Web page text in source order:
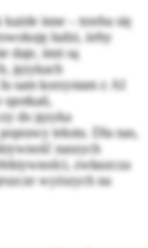
każde inne – trzeba się
ludzi, żeby
daje, inni są
językach
sam korzystam z AI
spotkań,
do języka
tekstu. Dla nas,
naszych
zwłaszcza
wyższych na